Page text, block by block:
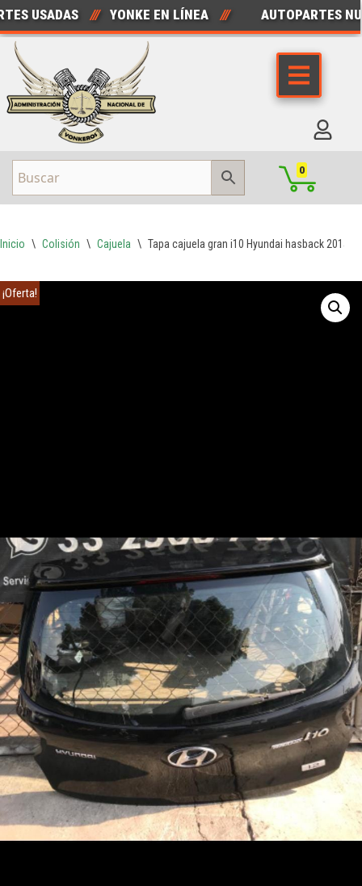
Saltar
al
contenido
USADAS /// YONKE EN LÍNEA /// AUTOPARTES
0
Inicio \ Colisión \ Cajuela \ Tapa cajuela gran i10 Hyundai hasback 2015/
¡Oferta!